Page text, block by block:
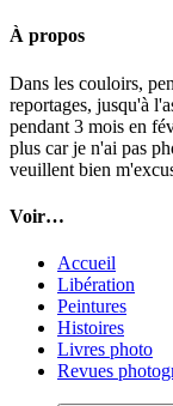
À propos
Dans les couloirs,
reportages, jusqu'à
pendant 3 mois en
plus car je n'ai pas
veuillent bien
Voir…
Accueil
Libération
Peintures
Histoires
Livres photo
Revues